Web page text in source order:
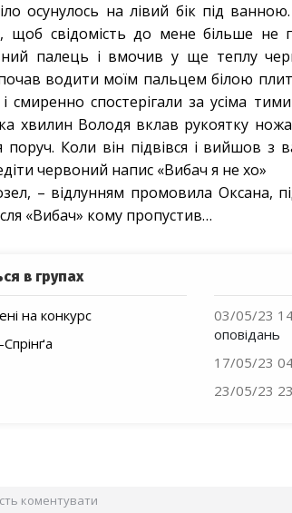
осунулось на лівий бік під
щоб свідомість до мене більше
палець і вмочив у ще теплу
водити моїм пальцем білою
смиренно спостерігали за усіма
хвилин Володя вклав рукоятку
Коли він підвівся і вийшов з
червоний напис «Вибач я не хо»
відлунням промовила Оксана,
«Вибач» кому пропустив…
в групах
на конкурс
03/05/23
оповідань
17/05/23
23/05/23
коментувати